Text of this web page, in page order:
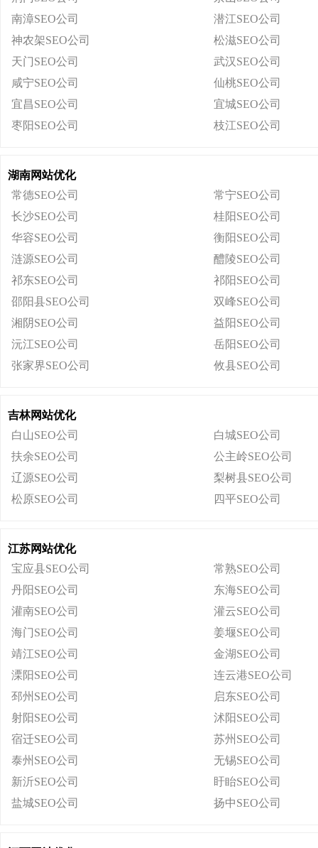
南漳SEO公司
潜江SEO公司
神农架SEO公司
松滋SEO公司
天门SEO公司
武汉SEO公司
咸宁SEO公司
仙桃SEO公司
宜昌SEO公司
宜城SEO公司
枣阳SEO公司
枝江SEO公司
湖南网站优化
常德SEO公司
常宁SEO公司
长沙SEO公司
桂阳SEO公司
华容SEO公司
衡阳SEO公司
涟源SEO公司
醴陵SEO公司
祁东SEO公司
祁阳SEO公司
邵阳县SEO公司
双峰SEO公司
湘阴SEO公司
益阳SEO公司
沅江SEO公司
岳阳SEO公司
张家界SEO公司
攸县SEO公司
吉林网站优化
白山SEO公司
白城SEO公司
扶余SEO公司
公主岭SEO公司
辽源SEO公司
梨树县SEO公司
松原SEO公司
四平SEO公司
江苏网站优化
宝应县SEO公司
常熟SEO公司
丹阳SEO公司
东海SEO公司
灌南SEO公司
灌云SEO公司
海门SEO公司
姜堰SEO公司
靖江SEO公司
金湖SEO公司
溧阳SEO公司
连云港SEO公司
邳州SEO公司
启东SEO公司
射阳SEO公司
沭阳SEO公司
宿迁SEO公司
苏州SEO公司
泰州SEO公司
无锡SEO公司
新沂SEO公司
盱眙SEO公司
盐城SEO公司
扬中SEO公司